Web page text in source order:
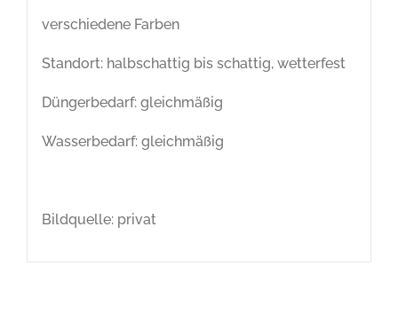
verschiedene Farben
Standort: halbschattig bis schattig, wetterfest
Düngerbedarf: gleichmäßig
Wasserbedarf: gleichmäßig
Bildquelle: privat